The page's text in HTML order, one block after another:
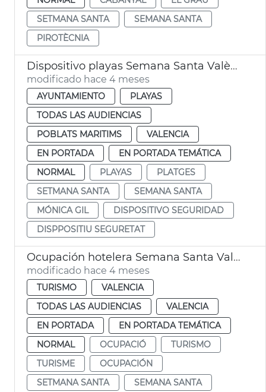
SETMANA SANTA
SEMANA SANTA
PIROTÈCNIA
Dispositivo playas Semana Santa València
modificado hace 4 meses
AYUNTAMIENTO
PLAYAS
TODAS LAS AUDIENCIAS
POBLATS MARITIMS
VALENCIA
EN PORTADA
EN PORTADA TEMÁTICA
NORMAL
PLAYAS
PLATGES
SETMANA SANTA
SEMANA SANTA
MÓNICA GIL
DISPOSITIVO SEGURIDAD
DISPPOSITIU SEGURETAT
Ocupación hotelera Semana Santa València
modificado hace 4 meses
TURISMO
VALENCIA
TODAS LAS AUDIENCIAS
VALENCIA
EN PORTADA
EN PORTADA TEMÁTICA
NORMAL
OCUPACIÓ
TURISMO
TURISME
OCUPACIÓN
SETMANA SANTA
SEMANA SANTA